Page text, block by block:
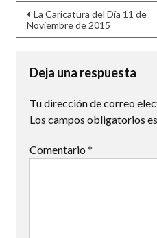
Navegación
de
entradas
La Caricatura del Día 11 de
Noviembre de 2015
Deja una respuesta
Tu dirección de correo
Los campos obligatorios
Comentario *